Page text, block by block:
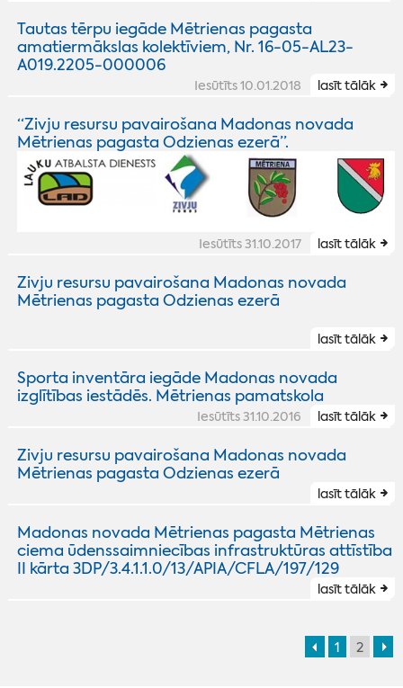
Tautas tērpu iegāde Mētrienas pagasta
amatiermākslas kolektīviem, Nr. 16-05-AL23-
A019.2205-000006
Iesūtīts 10.01.2018 lasīt tālāk
“Zivju resursu pavairošana Madonas novada
Mētrienas pagasta Odzienas ezerā”.
Iesūtīts 31.10.2017 lasīt tālāk
Zivju resursu pavairošana Madonas novada
Mētrienas pagasta Odzienas ezerā
lasīt tālāk
Sporta inventāra iegāde Madonas novada
izglītības iestādēs. Mētrienas pamatskola
Iesūtīts 31.10.2016 lasīt tālāk
Zivju resursu pavairošana Madonas novada
Mētrienas pagasta Odzienas ezerā
lasīt tālāk
Madonas novada Mētrienas pagasta Mētrienas
ciema ūdenssaimniecības infrastruktūras attīstība
II kārta 3DP/3.4.1.1.0/13/APIA/CFLA/197/129
lasīt tālāk
1 2